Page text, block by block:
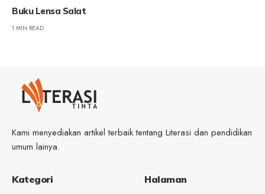
Buku Lensa Salat
1 MIN READ
Kami menyediakan artikel terbaik tentang Literasi dan pendidikan
umum lainya.
Kategori Halaman